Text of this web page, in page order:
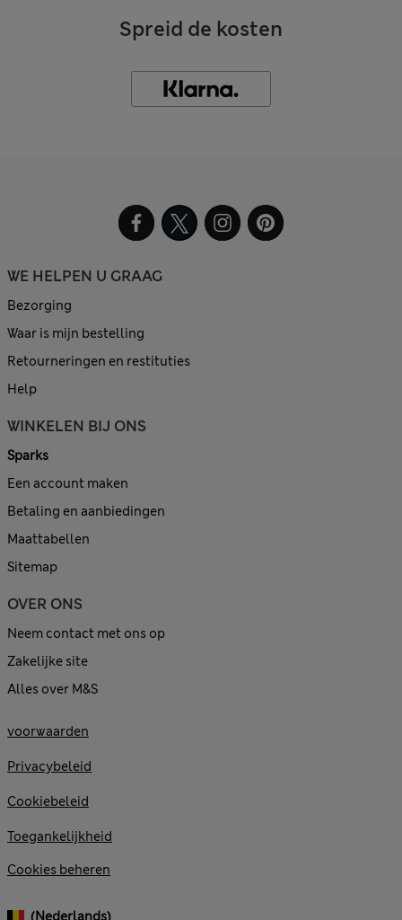
Spreid de kosten
WE HELPEN U GRAAG
Bezorging
Waar is mijn bestelling
Retourneringen en restituties
Help
WINKELEN BIJ ONS
Sparks
Een account maken
Betaling en aanbiedingen
Maattabellen
Sitemap
OVER ONS
Neem contact met ons op
Zakelijke site
Alles over M&S
voorwaarden
Privacybeleid
Cookiebeleid
Toegankelijkheid
Cookies beheren
(Nederlands)